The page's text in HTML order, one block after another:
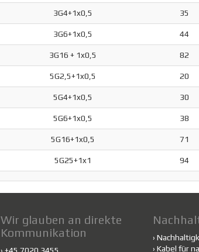
3G4+1x0,5 35
3G6+1x0,5 44
3G16 + 1x0,5 82
5G2,5+1x0,5 20
5G4+1x0,5 30
5G6+1x0,5 38
5G16+1x0,5 71
5G25+1x1 94
Wir glauben an direkte
Kommunikation
›
› Kabel für